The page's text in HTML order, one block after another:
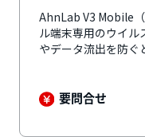
AhnLab V3 Mobile
ル端末専用のウイル
やデータ流出を防ぐ
トロール機能も搭
インストールも防
す。要問合せ